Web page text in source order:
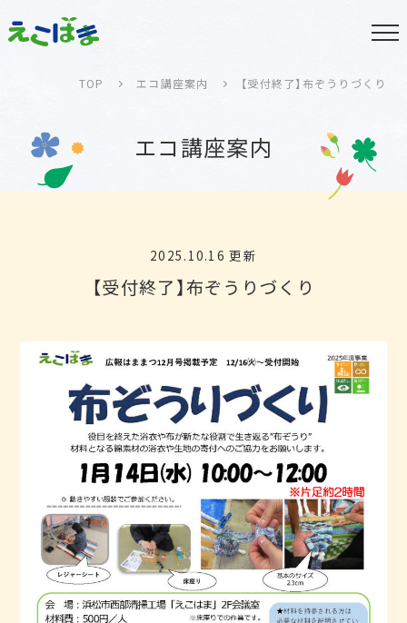
TOP エコ講座案内 【受付終了】布ぞうりづくり
エコ講座案内
2025.10.16 更新
【受付終了】布ぞうりづくり